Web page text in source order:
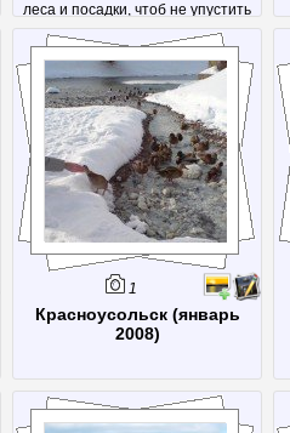
леса и посадки, чтоб не упустить
разнообразие грибов этого сезона.
1
Красноусольск (январь
2008)